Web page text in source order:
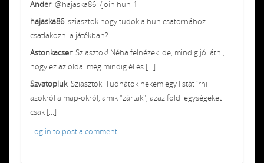
Ander: @hajaska86: /join hun-1
hajaska86: sziasztok hogy tudok a hun csatornához
csatlakozni a játékban?
Astonkacser: Sziasztok! Néha felnézek ide, mindig jó látni,
hogy ez az oldal még mindig él és [...]
Szvatopluk: Sziasztok! Tudnátok nekem egy listát írni
azokról a map-okról, amik "zártak", azaz földi egységeket
csak [...]
Log in to post a comment.